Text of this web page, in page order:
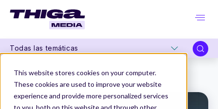
This website stores cookies on your computer.
These cookies are used to improve your website
experience and provide more personalized services
to you, both on this website and through other
Todas las temáticas
Thiga Media
Product Design en organizaciones